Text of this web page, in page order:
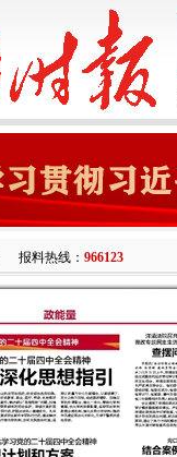
报料热线： 966123